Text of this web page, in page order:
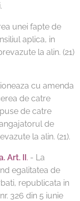
unei fapte de
aplica, in
la alin. (21)
cu amenda
de catre
de catre
de
la alin. (21).
Art. II. - La
egalitatea de
republicata in
326 din 5 iunie